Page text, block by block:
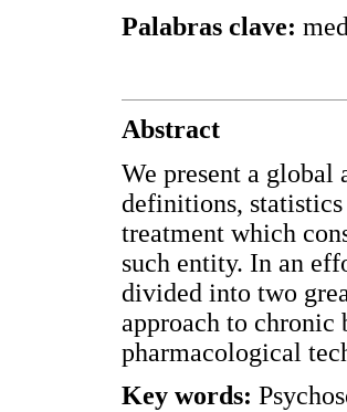
Palabras clave:
Abstract
We present a global
definitions,
treatment which
such entity. In an
divided into two
approach to chronic
pharmacological
Key words: